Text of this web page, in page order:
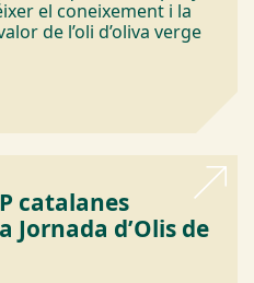
el coneixement i la
de l’oli d’oliva verge
catalanes
Jornada d’Olis de